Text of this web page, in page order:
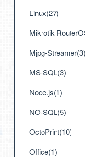
Linux(27)
Mikrotik
Mjpg-Streamer(3)
MS-SQL(3)
Node.js(1)
NO-SQL(5)
OctoPrint(10)
Office(1)